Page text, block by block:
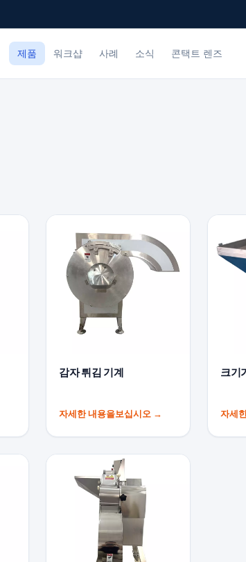
제품 워크샵 사례 소식 콘택트 렌즈
감자 튀김 기계
자세한 내용을보십시오 →
크기
자세